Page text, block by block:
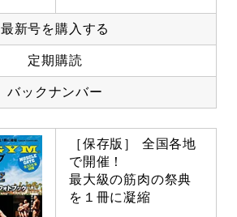
最新号を購入する
定期購読
バックナンバー
［保存版］ 全国各地
で開催！
最大級の筋肉の祭典
を１冊に凝縮